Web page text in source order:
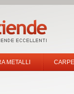
METALLI